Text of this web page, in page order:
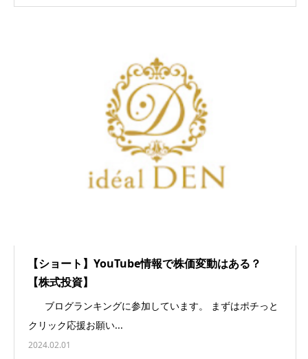
【ショート】YouTube情報で株価変動はある？
【株式投資】
ブログランキングに参加しています。 まずはポチっと
クリック応援お願い...
2024.02.01